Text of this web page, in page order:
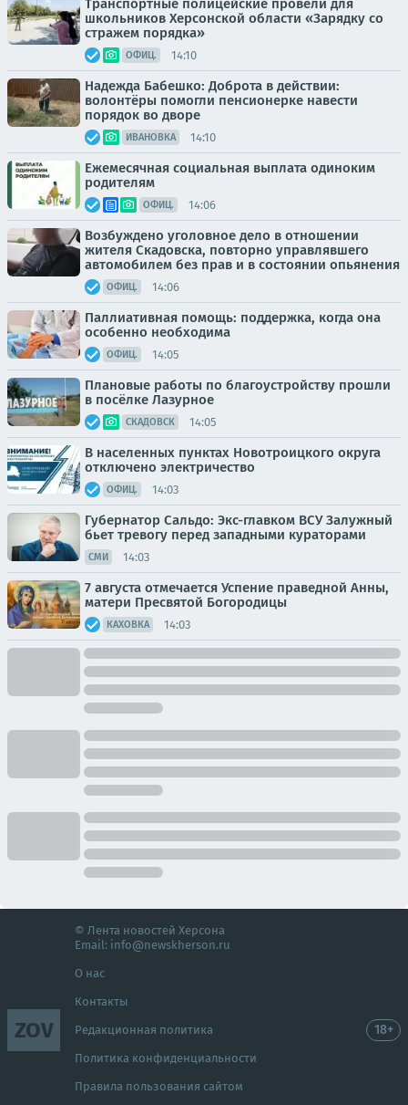
Транспортные полицейские провели для
школьников Херсонской области «Зарядку со
стражем порядка»
ОФИЦ. 14:10
Надежда Бабешко: Доброта в действии:
волонтёры помогли пенсионерке навести
порядок во дворе
ИВАНОВКА 14:10
Ежемесячная социальная выплата одиноким
родителям
ОФИЦ. 14:06
Возбуждено уголовное дело в отношении
жителя Скадовска, повторно управлявшего
автомобилем без прав и в состоянии опьянения
ОФИЦ. 14:06
Паллиативная помощь: поддержка, когда она
особенно необходима
ОФИЦ. 14:05
Плановые работы по благоустройству прошли
в посёлке Лазурное
СКАДОВСК 14:05
В населенных пунктах Новотроицкого округа
отключено электричество
ОФИЦ. 14:03
Губернатор Сальдо: Экс-главком ВСУ Залужный
бьет тревогу перед западными кураторами
СМИ 14:03
7 августа отмечается Успение праведной Анны,
матери Пресвятой Богородицы
КАХОВКА 14:03
ZOV
© Лента новостей Херсона
Email: info@newskherson.ru
О нас
Контакты
Редакционная политика
Политика конфиденциальности
Правила пользования сайтом
18+